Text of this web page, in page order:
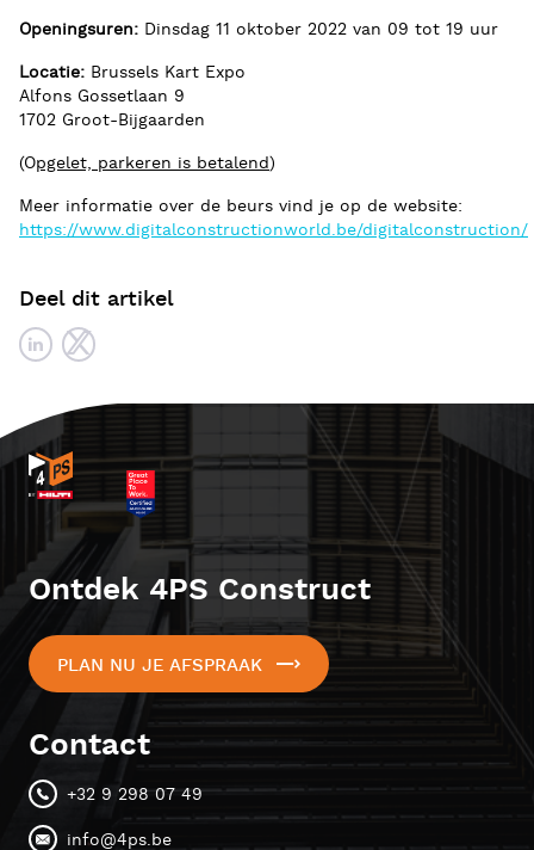
Openingsuren: Dinsdag 11 oktober 2022 van 09 tot 19 uur
Locatie: Brussels Kart Expo
Alfons Gossetlaan 9
1702 Groot-Bijgaarden
(Opgelet, parkeren is betalend)
Meer informatie over de beurs vind je op de website:
https://www.digitalconstructionworld.be/digitalconstruction/
Deel dit artikel
Ontdek 4PS Construct
PLAN NU JE AFSPRAAK
Contact
+32 9 298 07 49
info@4ps.be